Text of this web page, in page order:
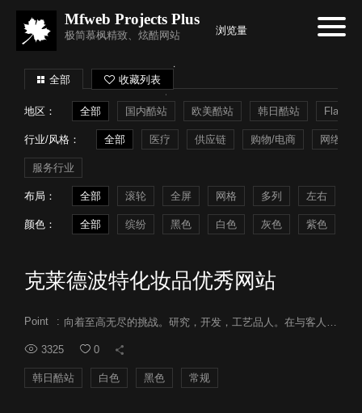
Mfweb Projects Plus
极简慕枫精致、炫酷网站 浏览量
全部 收藏列表
地区： 全部 国内酷站 欧美酷站 韩日酷站 Flash
行业/风格： 全部 医疗 供应链 购物/电商 网络系统
服务行业
布局： 全部 滚轮 全屏 网格 多列 左右
颜色： 全部 缤纷 黑色 白色 灰色 紫色
克莱德波特化妆品优秀网站
Point : 向着至高无尽的挑战。研究，开发，工艺品人。在与客人相遇的所有场所，我们的不妥协的精神正在渗透。
3325 0
韩日酷站 白色 黑色 常规